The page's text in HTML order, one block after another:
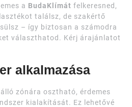
a BudaKlímát felkeresned,
találsz, de szakértő
– így biztosan a számodra
választhatod. Kérj árajánlatot
alkalmazása
zónára osztható, érdemes
kialakítását. Ez lehetővé